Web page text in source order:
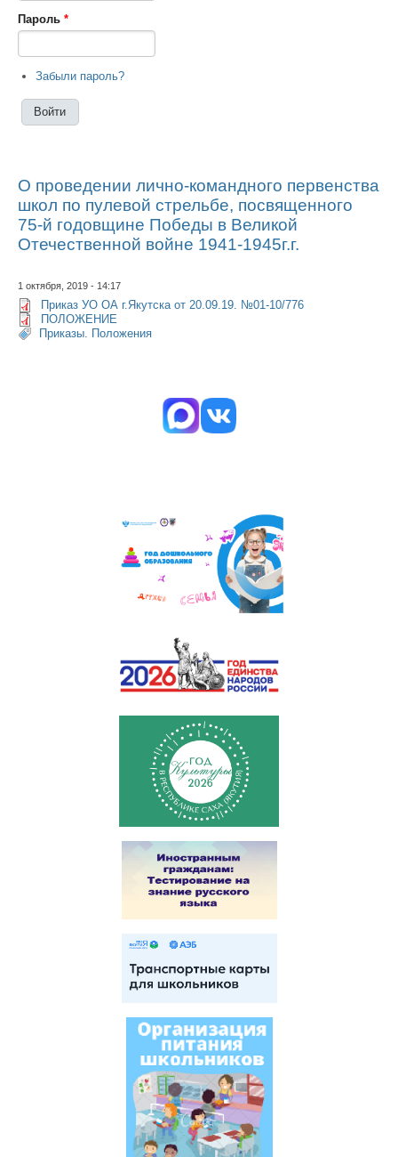
Пароль *
Забыли пароль?
О проведении лично-командного первенства
школ по пулевой стрельбе, посвященного
75-й годовщине Победы в Великой
Отечественной войне 1941-1945г.г.
1 октября, 2019 - 14:17
Приказ УО ОА г.Якутска от 20.09.19. №01-10/776
ПОЛОЖЕНИЕ
Приказы. Положения